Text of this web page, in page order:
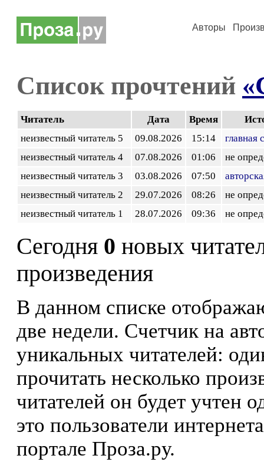
Авторы
Список прочтений
Читатель Дата Время
неизвестный читатель 5
09.08.2026 15:14
главная
неизвестный читатель 4
07.08.2026 01:06
не
неизвестный читатель 3
03.08.2026 07:50
неизвестный читатель 2
29.07.2026 08:26
не
неизвестный читатель 1
28.07.2026 09:36 не
Сегодня 0 новых
произведения
В данном списке
две недели. Счетчик на
уникальных читателей:
прочитать несколько
читателей он будет учтен
это пользователи
портале Проза.ру.